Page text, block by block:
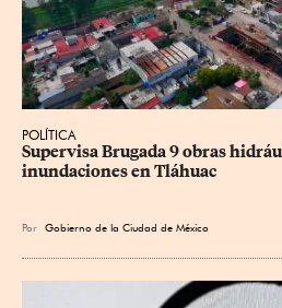
POLÍTICA
Supervisa Brugada 9 obras
inundaciones en Tláhuac
Por Gobierno de la Ciudad de México